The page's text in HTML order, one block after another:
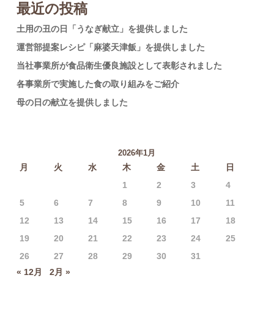
最近の投稿
土用の丑の日「うなぎ献立」を提供しました
運営部提案レシピ「麻婆天津飯」を提供しました
当社事業所が食品衛生優良施設として表彰されました
各事業所で実施した食の取り組みをご紹介
母の日の献立を提供しました
2026年1月
月 火 水 木 金 土
日
1
2 3
4
5
6 7 8 9 10
11
12
13 14 15 16 17
18
19
20 21 22 23 24
25
26
27 28 29 30
31
« 12月
2月 »